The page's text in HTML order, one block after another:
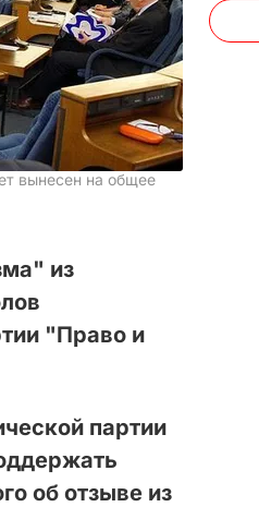
вынесен на общее
из
"Право и
партии
об отзыве из